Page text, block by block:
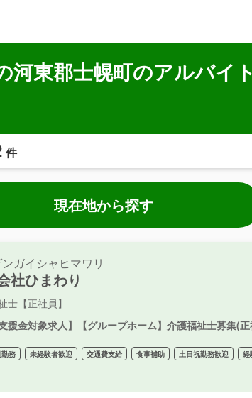
河東郡士幌町のアルバイ
件
現在地から探す
ガイシャヒマワリ
社ひまわり
士【正社員】
支援金対象求人】【グループホーム】介護福祉士募集(
勤務 未経験者歓迎 交通費支給 食事補助 土日祝勤務歓迎 経